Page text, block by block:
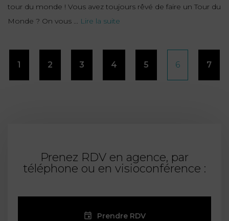
tour du monde ! Vous avez toujours rêvé de faire un Tour du
Monde ? On vous ... Lire la suite
Pagination
des
1 2 3 4 5 6 7
Prenez RDV en agence, par
téléphone ou en visioconférence :
Prendre RDV